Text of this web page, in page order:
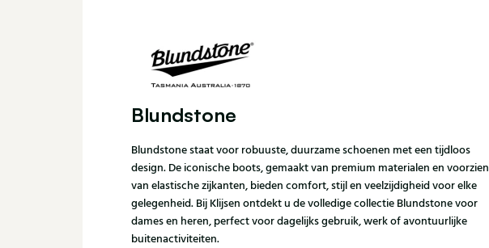
Blundstone
Blundstone staat voor robuuste, duurzame schoenen met een tijdloos
design. De iconische boots, gemaakt van premium materialen en voorzien
van elastische zijkanten, bieden comfort, stijl en veelzijdigheid voor elke
gelegenheid. Bij Klijsen ontdekt u de volledige collectie Blundstone voor
dames en heren, perfect voor dagelijks gebruik, werk of avontuurlijke
buitenactiviteiten.